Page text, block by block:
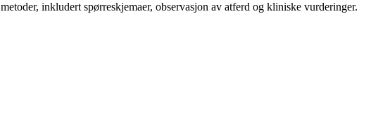
inkludert spørreskjemaer, observasjon av atferd og kliniske vurderinger.